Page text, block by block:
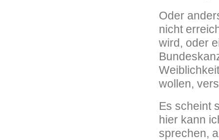
Oder
nicht
wird, oder
wollen,
Es scheint
hier kann
sprechen,